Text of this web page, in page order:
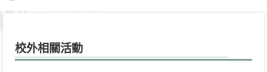
校外相關活動